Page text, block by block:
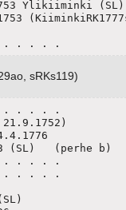
Ylikiiminki (SL)
. . . .
sRKs119)
. . . .
(SL)   (perhe b)
. . . .
. . . .